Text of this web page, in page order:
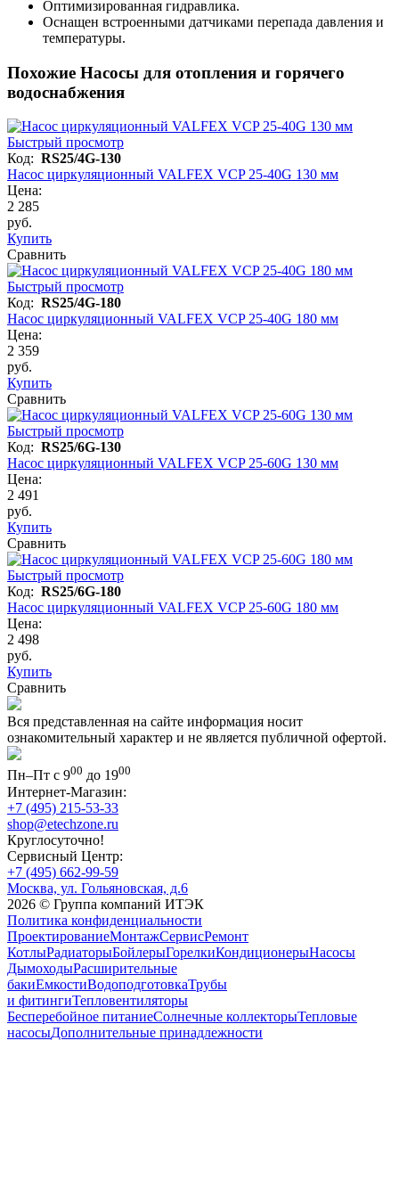
Оптимизированная гидравлика.
Оснащен встроенными датчиками перепада давления и
температуры.
Похожие Насосы для отопления и горячего
водоснабжения
Быстрый просмотр
Код: RS25/4G-130
Насос циркуляционный VALFEX VCP 25-40G 130 мм
Цена:
2 285
руб.
Купить
Сравнить
Быстрый просмотр
Код: RS25/4G-180
Насос циркуляционный VALFEX VCP 25-40G 180 мм
Цена:
2 359
руб.
Купить
Сравнить
Быстрый просмотр
Код: RS25/6G-130
Насос циркуляционный VALFEX VCP 25-60G 130 мм
Цена:
2 491
руб.
Купить
Сравнить
Быстрый просмотр
Код: RS25/6G-180
Насос циркуляционный VALFEX VCP 25-60G 180 мм
Цена:
2 498
руб.
Купить
Сравнить
Вся представленная на сайте информация носит
ознакомительный характер и не является публичной офертой.
Пн–Пт с 900 до 1900
Интернет-Магазин:
+7 (495) 215-53-33
shop@etechzone.ru
Круглосуточно!
Сервисный Центр:
+7 (495) 662-99-59
Москва, ул. Гольяновская, д.6
2026 © Группа компаний ИТЭК
Политика конфиденциальности
ПроектированиеМонтажСервисРемонт
КотлыРадиаторыБойлерыГорелкиКондиционерыНасосы
ДымоходыРасширительные
бакиЕмкостиВодоподготовкаТрубы
и фитингиТепловентиляторы
Бесперебойное питаниеСолнечные коллекторыТепловые
насосыДополнительные принадлежности